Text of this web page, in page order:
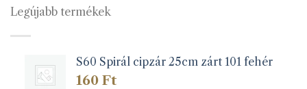
Legújabb termékek
S60 Spirál cipzár 25cm zárt 101 fehér
160 Ft